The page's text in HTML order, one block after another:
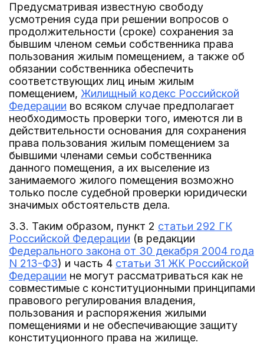
Предусматривая известную свободу
усмотрения суда при решении вопросов о
продолжительности (сроке) сохранения за
бывшим членом семьи собственника права
пользования жилым помещением, а также об
обязании собственника обеспечить
соответствующих лиц иным жилым
помещением, Жилищный кодекс Российской
Федерации во всяком случае предполагает
необходимость проверки того, имеются ли в
действительности основания для сохранения
права пользования жилым помещением за
бывшими членами семьи собственника
данного помещения, а их выселение из
занимаемого жилого помещения возможно
только после судебной проверки юридически
значимых обстоятельств дела.
3.3. Таким образом, пункт 2 статьи 292 ГК
Российской Федерации (в редакции
Федерального закона от 30 декабря 2004 года
N 213-ФЗ) и часть 4 статьи 31 ЖК Российской
Федерации не могут рассматриваться как не
совместимые с конституционными принципами
правового регулирования владения,
пользования и распоряжения жилыми
помещениями и не обеспечивающие защиту
конституционного права на жилище.